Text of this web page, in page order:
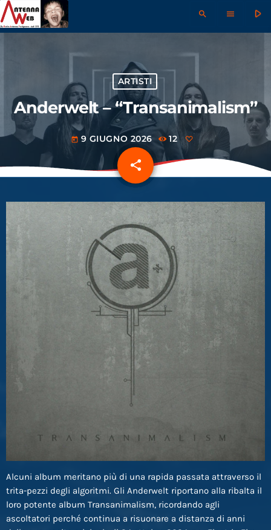
search menu play_arrow
ARTISTI
Anderwelt – “Transanimalism”
today 9 GIUGNO 2026 12
share
email
Alcuni album meritano più di una rapida passata attraverso il
trita-pezzi degli algoritmi. Gli Anderwelt riportano alla ribalta il
loro potente album Transanimalism, ricordando agli
ascoltatori perché continua a risuonare a distanza di anni